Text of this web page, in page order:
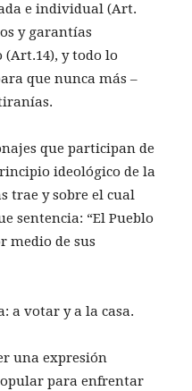
e individual (Art.
y garantías
y todo lo
que nunca más –
que participan de
ideológico de la
trae y sobre el cual
sentencia: “El Pueblo
medio de sus
a votar y a la casa.
una expresión
para enfrentar